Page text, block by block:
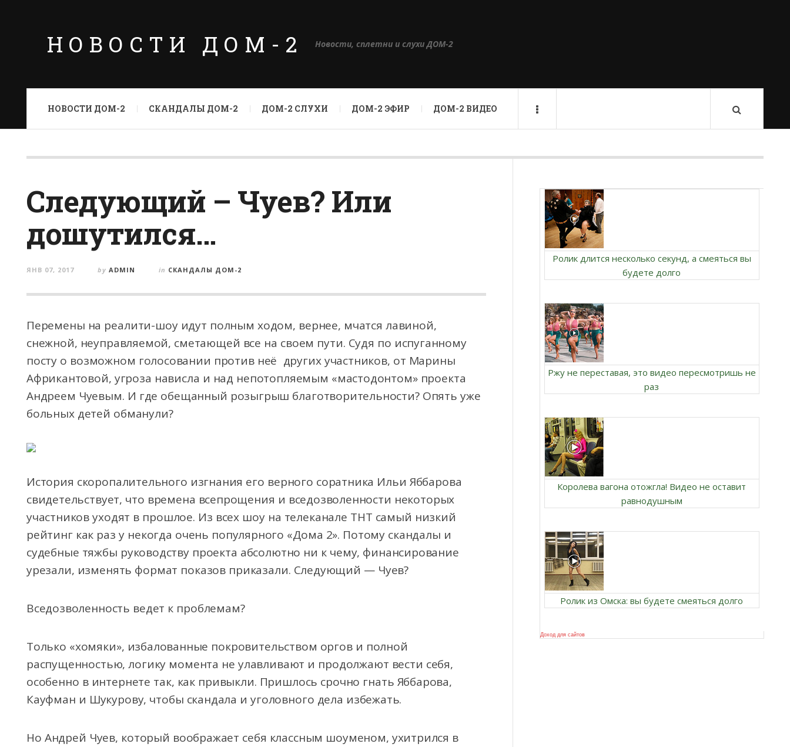
НОВОСТИ ДОМ-2 Новости, сплетни и слухи ДОМ-2
НОВОСТИ ДОМ-2 СКАНДАЛЫ ДОМ-2 ДОМ-2 СЛУХИ ДОМ-2 ЭФИР ДОМ-2 ВИДЕО
Следующий – Чуев? Или
дошутился…
ЯНВ 07, 2017 by ADMIN in СКАНДАЛЫ ДОМ-2
Перемены на реалити-шоу идут полным ходом, вернее, мчатся лавиной,
снежной, неуправляемой, сметающей все на своем пути. Судя по испуганному
посту о возможном голосовании против неё других участников, от Марины
Африкантовой, угроза нависла и над непотопляемым «мастодонтом» проекта
Андреем Чуевым. И где обещанный розыгрыш благотворительности? Опять уже
больных детей обманули?
История скоропалительного изгнания его верного соратника Ильи Яббарова
свидетельствует, что времена всепрощения и вседозволенности некоторых
участников уходят в прошлое. Из всех шоу на телеканале ТНТ самый низкий
рейтинг как раз у некогда очень популярного «Дома 2». Потому скандалы и
судебные тяжбы руководству проекта абсолютно ни к чему, финансирование
урезали, изменять формат показов приказали. Следующий — Чуев?
Вседозволенность ведет к проблемам?
Только «хомяки», избалованные покровительством оргов и полной
распущенностью, логику момента не улавливают и продолжают вести себя,
особенно в интернете так, как привыкли. Пришлось срочно гнать Яббарова,
Кауфман и Шукурову, чтобы скандала и уголовного дела избежать.
Но Андрей Чуев, который воображает себя классным шоуменом, ухитрился в
Ролик длится несколько секунд, а смеяться вы
будете долго
Ржу не переставая, это видео пересмотришь не
раз
Королева вагона отожгла! Видео не оставит
равнодушным
Ролик из Омска: вы будете смеяться долго
Доход для сайтов